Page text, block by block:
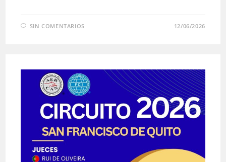
SIN COMENTARIOS 12/06/2026